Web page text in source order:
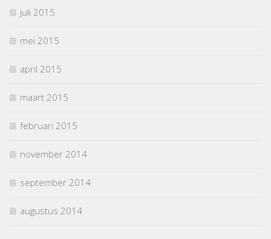
juli 2015
mei 2015
april 2015
maart 2015
februari 2015
november 2014
september 2014
augustus 2014